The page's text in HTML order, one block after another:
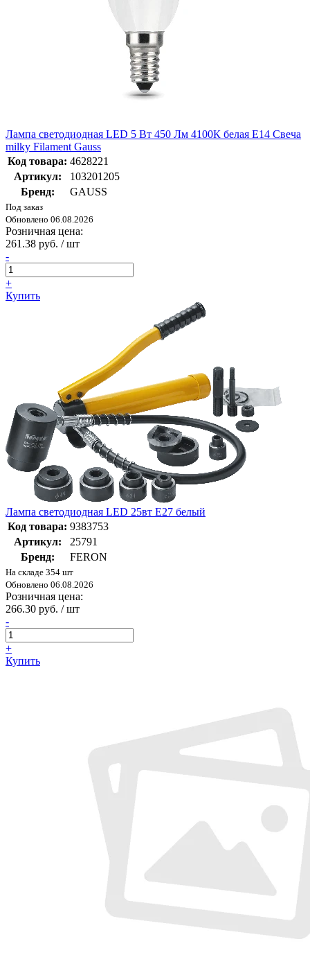
Лампа светодиодная LED 5 Вт 450 Лм 4100К белая Е14 Свеча
milky Filament Gauss
Код товара: 4628221
Артикул:
103201205
Бренд:
GAUSS
Под заказ
Обновлено 06.08.2026
Розничная цена:
261.38 руб. / шт
-
+
Купить
Лампа светодиодная LED 25вт Е27 белый
Код товара: 9383753
Артикул:
25791
Бренд:
FERON
На складе 354 шт
Обновлено 06.08.2026
Розничная цена:
266.30 руб. / шт
-
+
Купить